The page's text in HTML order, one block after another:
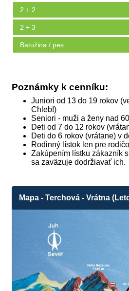
2 + 2
2 + 3
Batožina / pes
Poznámky k cenníku:
Juniori od 13 do 19 rokov
Chleb!)
Seniori - muži a ženy nad
Deti od 7 do 12 rokov
Deti do 6 rokov (vrátane) v
Rodinný lístok len pre
Zakúpením lístku zákazník
sa zaväzuje dodržiavať ich.
Mapa - Terchová - Vrátna